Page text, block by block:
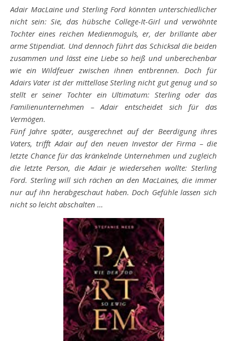
Adair MacLaine und Sterling Ford könnten unterschiedlicher
nicht sein: Sie, das hübsche College-It-Girl und verwöhnte
Tochter eines reichen Medienmoguls, er, der brillante aber
arme Stipendiat. Und dennoch führt das Schicksal die beiden
zusammen und lässt eine Liebe so heiß und unberechenbar
wie ein Wildfeuer zwischen ihnen entbrennen. Doch für
Adairs Vater ist der mittellose Sterling nicht gut genug und so
stellt er seiner Tochter ein Ultimatum: Sterling oder das
Familienunternehmen – Adair entscheidet sich für das
Vermögen.
Fünf Jahre später, ausgerechnet auf der Beerdigung ihres
Vaters, trifft Adair auf den neuen Investor der Firma – die
letzte Chance für das kränkelnde Unternehmen und zugleich
die letzte Person, die Adair je wiedersehen wollte: Sterling
Ford. Sterling will sich rächen an den MacLaines, die immer
nur auf ihn herabgeschaut haben. Doch Gefühle lassen sich
nicht so leicht abschalten …